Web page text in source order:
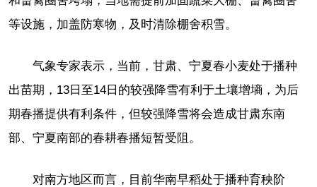
等设施，加盖防寒物，及时清除棚舍积雪。
气象专家表示，当前，甘肃、宁夏春小麦处于播种
出苗期，13日至14日的较强降雪有利于土壤增墒，为后
期春播提供有利条件，但较强降雪将会造成甘肃东南
部、宁夏南部的春耕春播短暂受阻。
对南方地区而言，目前华南早稻处于播种育秧阶